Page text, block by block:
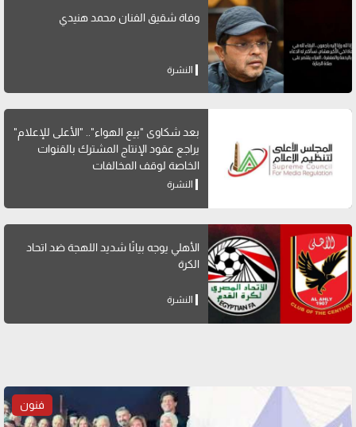
وفاة شقيق الفنان محمد هنيدي
النشرة
بعد شكاوى "بيع الهواء".. "الأعلى للإعلام"
يراجع عقود الإنتاج المشترك بالقنوات
الخاصة لوقف المخالفات
النشرة
الأهلي يوجه بيانًا شديد اللهجة ضد اتحاد
الكرة
النشرة
فنون